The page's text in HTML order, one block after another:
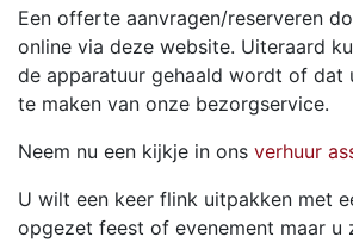
Een offerte aanvragen/reserveren
online via deze website. Uiteraard
de apparatuur gehaald wordt of dat
te maken van onze bezorgservice.
Neem nu een kijkje in ons verhuur
U wilt een keer flink uitpakken met
opgezet feest of evenement maar u